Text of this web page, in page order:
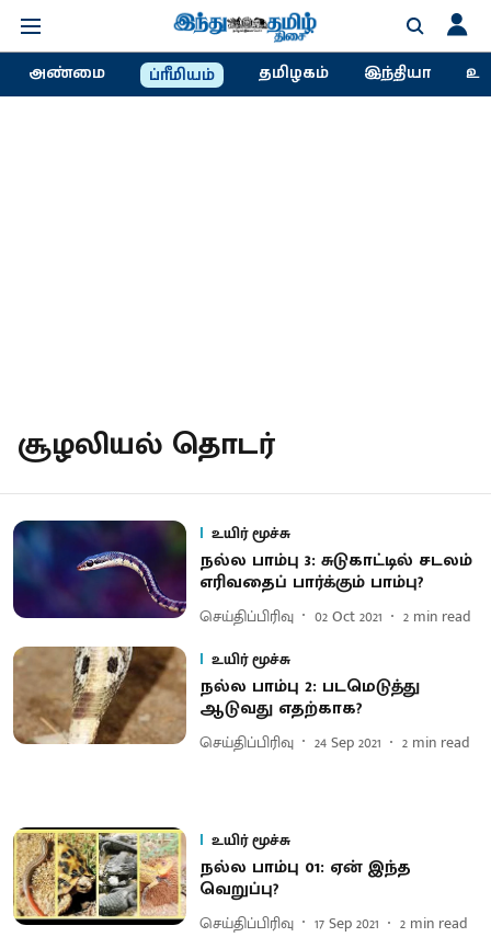
அண்மை ப்ரீமியம் தமிழகம் இந்தியா
சூழலியல் தொடர்
உயிர் மூச்சு
நல்ல பாம்பு 3: சுடுகாட்டில் சடலம்
எரிவதைப் பார்க்கும் பாம்பு?
செய்திப்பிரிவு 02 Oct 2021 2 min read
உயிர் மூச்சு
நல்ல பாம்பு 2: படமெடுத்து
ஆடுவது எதற்காக?
செய்திப்பிரிவு 24 Sep 2021 2 min read
உயிர் மூச்சு
நல்ல பாம்பு 01: ஏன் இந்த
வெறுப்பு?
செய்திப்பிரிவு 17 Sep 2021 2 min read